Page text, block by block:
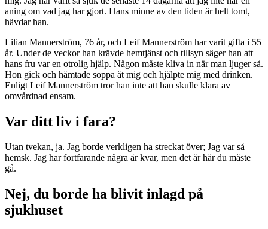
aning om vad jag har gjort. Hans minne av den tiden är helt tomt,
hävdar han.
Lilian Mannerström, 76 år, och Leif Mannerström har varit gifta i 55
år. Under de veckor han krävde hemtjänst och tillsyn säger han att
hans fru var en otrolig hjälp. Någon måste kliva in när man ljuger så.
Hon gick och hämtade soppa åt mig och hjälpte mig med drinken.
Enligt Leif Mannerström tror han inte att han skulle klara av
omvårdnad ensam.
Var ditt liv i fara?
Utan tvekan, ja. Jag borde verkligen ha streckat över; Jag var så
hemsk. Jag har fortfarande några år kvar, men det är här du måste
gå.
Nej, du borde ha blivit inlagd på
sjukhuset